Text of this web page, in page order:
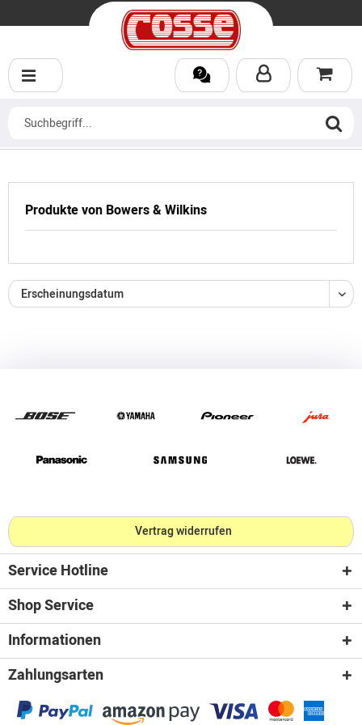
Produkte von Bowers & Wilkins
Vertrag widerrufen
Service Hotline
Shop Service
Informationen
Zahlungsarten